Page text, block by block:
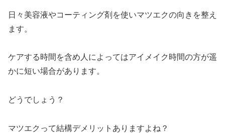
日々美容液やコーティング剤を使いマツエクの向きを整え
ます。
ケアする時間を含め人によってはアイメイク時間の方が遥
かに短い場合があります。
どうでしょう？
マツエクって結構デメリットありますよね？